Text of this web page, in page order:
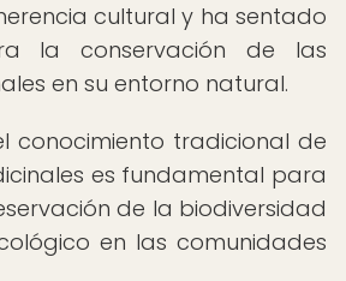
cultural y ha sentado
la conservación de las
en su entorno natural.
conocimiento tradicional de
es fundamental para
de la biodiversidad
en las comunidades